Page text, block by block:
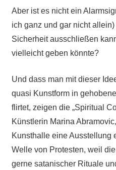
Aber ist es nicht ein
ich ganz und gar nicht
Sicherheit ausschließen
vielleicht geben könnte?
Und dass man mit dieser
quasi Kunstform in
flirtet, zeigen die „Spiritual
Künstlerin Marina
Kunsthalle eine Ausstellung
Welle von Protesten, weil
gerne satanischer Rituale